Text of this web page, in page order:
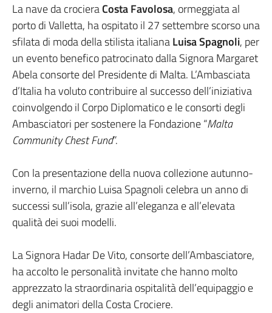
La nave da crocieraCosta Favolosa, ormeggiata al
porto di Valletta, ha ospitato il 27 settembre scorso una
sfilata di moda della stilista italianaLuisa Spagnoli, per
un evento benefico patrocinato dalla Signora Margaret
Abela consorte del Presidente di Malta. L’Ambasciata
d’Italia ha voluto contribuire al successo dell’iniziativa
coinvolgendo il Corpo Diplomatico e le consorti degli
Ambasciatori per sostenere la Fondazione “Malta
Community Chest Fund”.
Con la presentazione della nuova collezione autunno-
inverno, il marchio Luisa Spagnoli celebra un anno di
successi sull’isola, grazie all’eleganza e all’elevata
qualità dei suoi modelli.
La Signora Hadar De Vito, consorte dell’Ambasciatore,
ha accolto le personalità invitate che hanno molto
apprezzato la straordinaria ospitalità dell’equipaggio e
degli animatori della Costa Crociere.